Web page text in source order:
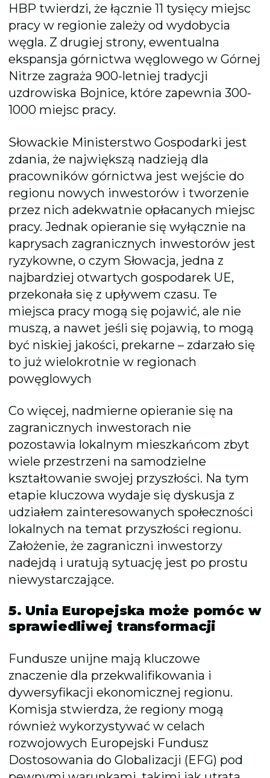
HBP twierdzi, że łącznie 11 tysięcy miejsc
pracy w regionie zależy od wydobycia
węgla. Z drugiej strony, ewentualna
ekspansja górnictwa węglowego w Górnej
Nitrze zagraża 900-letniej tradycji
uzdrowiska Bojnice, które zapewnia 300-
1000 miejsc pracy.
Słowackie Ministerstwo Gospodarki jest
zdania, że największą nadzieją dla
pracowników górnictwa jest wejście do
regionu nowych inwestorów i tworzenie
przez nich adekwatnie opłacanych miejsc
pracy. Jednak opieranie się wyłącznie na
kaprysach zagranicznych inwestorów jest
ryzykowne, o czym Słowacja, jedna z
najbardziej otwartych gospodarek UE,
przekonała się z upływem czasu. Te
miejsca pracy mogą się pojawić, ale nie
muszą, a nawet jeśli się pojawią, to mogą
być niskiej jakości, prekarne – zdarzało się
to już wielokrotnie w regionach
powęglowych
Co więcej, nadmierne opieranie się na
zagranicznych inwestorach nie
pozostawia lokalnym mieszkańcom zbyt
wiele przestrzeni na samodzielne
kształtowanie swojej przyszłości. Na tym
etapie kluczowa wydaje się dyskusja z
udziałem zainteresowanych społeczności
lokalnych na temat przyszłości regionu.
Założenie, że zagraniczni inwestorzy
nadejdą i uratują sytuację jest po prostu
niewystarczające.
5. Unia Europejska może pomóc w
sprawiedliwej transformacji
Fundusze unijne mają kluczowe
znaczenie dla przekwalifikowania i
dywersyfikacji ekonomicznej regionu.
Komisja stwierdza, że regiony mogą
również wykorzystywać w celach
rozwojowych Europejski Fundusz
Dostosowania do Globalizacji (EFG) pod